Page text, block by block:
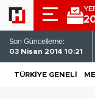
Son Güncelleme:
03 Nisan 2014 10:21
TÜRKIYE GENELI